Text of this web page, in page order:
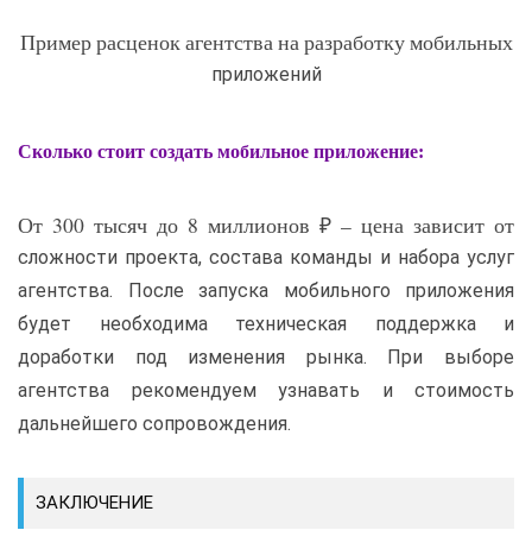
Пример расценок агентства на разработку мобильных
приложений
Сколько стоит создать мобильное приложение:
От 300 тысяч до 8 миллионов ₽ – цена зависит от
сложности проекта, состава команды и набора услуг
агентства. После запуска мобильного приложения
будет необходима техническая поддержка и
доработки под изменения рынка. При выборе
агентства рекомендуем узнавать и стоимость
дальнейшего сопровождения.
ЗАКЛЮЧЕНИЕ